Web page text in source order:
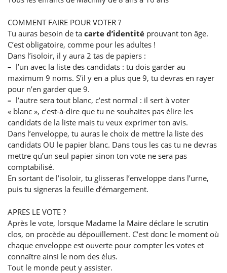
COMMENT FAIRE POUR VOTER ?
Tu auras besoin de ta carte d’identité prouvant ton âge.
C’est obligatoire, comme pour les adultes !
Dans l’isoloir, il y aura 2 tas de papiers :
– l’un avec la liste des candidats : tu dois garder au
maximum 9 noms. S’il y en a plus que 9, tu devras en rayer
pour n’en garder que 9.
– l’autre sera tout blanc, c’est normal : il sert à voter
« blanc », c’est-à-dire que tu ne souhaites pas élire les
candidats de la liste mais tu veux exprimer ton avis.
Dans l’enveloppe, tu auras le choix de mettre la liste des
candidats OU le papier blanc. Dans tous les cas tu ne devras
mettre qu’un seul papier sinon ton vote ne sera pas
comptabilisé.
En sortant de l’isoloir, tu glisseras l’enveloppe dans l’urne,
puis tu signeras la feuille d’émargement.
APRES LE VOTE ?
Après le vote, lorsque Madame la Maire déclare le scrutin
clos, on procède au dépouillement. C’est donc le moment où
chaque enveloppe est ouverte pour compter les votes et
connaître ainsi le nom des élus.
Tout le monde peut y assister.